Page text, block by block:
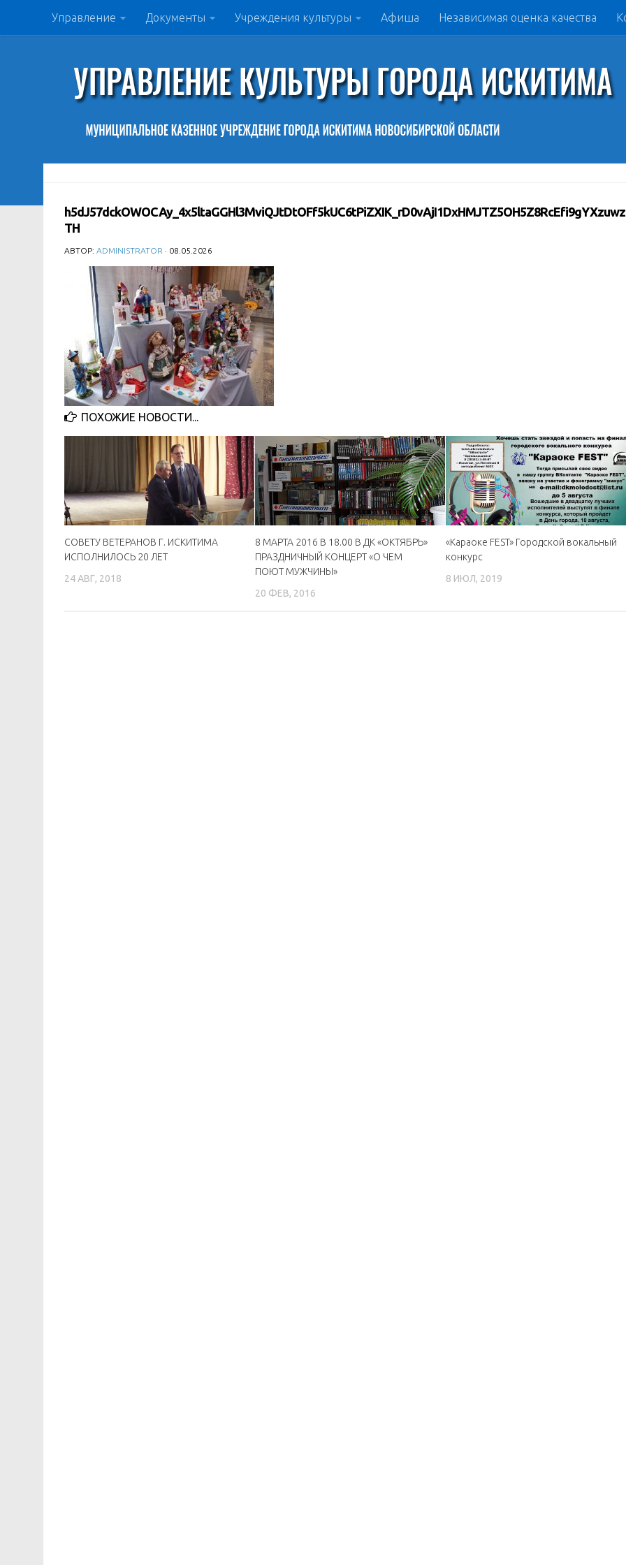
Управление Документы Учреждения культуры Афиша Независимая оценка качества
TH
АВТОР: ADMINISTRATOR · 08.05.2026
ПОХОЖИЕ НОВОСТИ...
СОВЕТУ ВЕТЕРАНОВ Г. ИСКИТИМА
ИСПОЛНИЛОСЬ 20 ЛЕТ
24 АВГ, 2018
8 МАРТА 2016 В 18.00 В ДК «ОКТЯБРЬ»
ПРАЗДНИЧНЫЙ КОНЦЕРТ «О ЧЕМ
ПОЮТ МУЖЧИНЫ»
20 ФЕВ, 2016
«Караоке FEST» Городской вокальный
конкурс
8 ИЮЛ, 2019